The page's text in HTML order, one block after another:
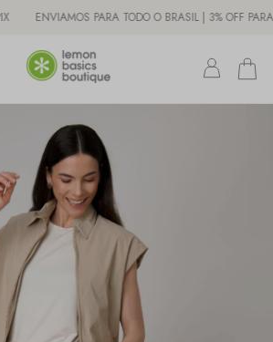
ENVIAMOS PARA TODO O BRASIL | 3% OFF PARA